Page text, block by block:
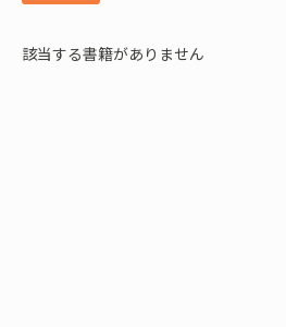
該当する書籍がありません